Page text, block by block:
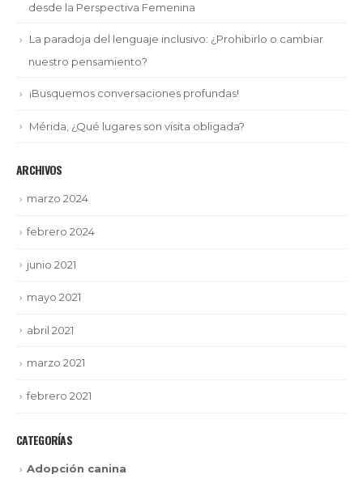
desde la Perspectiva Femenina
La paradoja del lenguaje inclusivo: ¿Prohibirlo o cambiar
nuestro pensamiento?
¡Busquemos conversaciones profundas!
Mérida, ¿Qué lugares son visita obligada?
ARCHIVOS
marzo 2024
febrero 2024
junio 2021
mayo 2021
abril 2021
marzo 2021
febrero 2021
CATEGORÍAS
Adopción canina